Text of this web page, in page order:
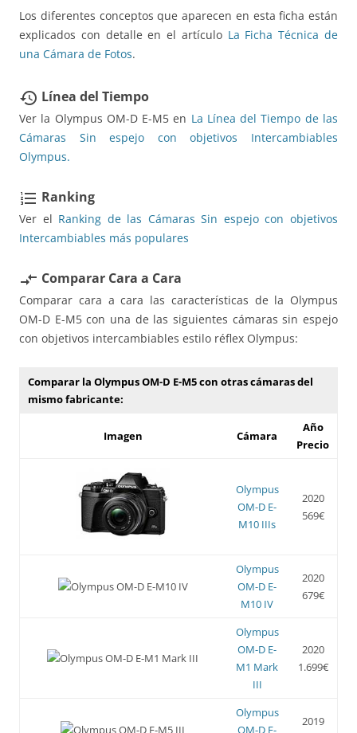
Los diferentes conceptos que aparecen en esta ficha están
explicados con detalle en el artículo La Ficha Técnica de
una Cámara de Fotos.
restore Línea del Tiempo
Ver la Olympus OM-D E-M5 en La Línea del Tiempo de las
Cámaras Sin espejo con objetivos Intercambiables
Olympus.
format_list_numbered Ranking
Ver el Ranking de las Cámaras Sin espejo con objetivos
Intercambiables más populares
compare_arrows Comparar Cara a Cara
Comparar cara a cara las características de la Olympus
OM-D E-M5 con una de las siguientes cámaras sin espejo
con objetivos intercambiables estilo réflex Olympus:
Comparar la Olympus OM-D E-M5 con otras cámaras del
mismo fabricante:
Imagen Cámara
Año
Precio
Olympus
OM-D E-
M10 IIIs
2020
569€
Olympus
OM-D E-
M10 IV
2020
679€
Olympus
OM-D E-
M1 Mark
III
2020
1.699€
Olympus
OM-D E-
2019